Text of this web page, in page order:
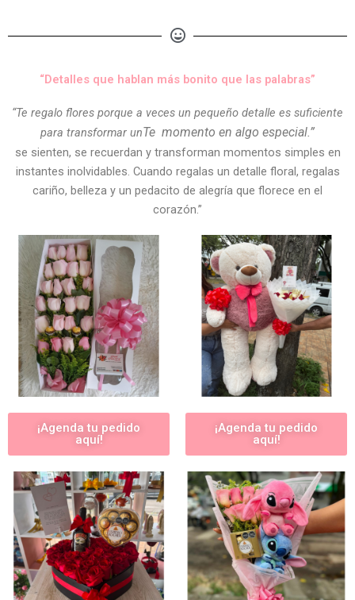
“Detalles que hablan más bonito que las palabras”
“Te regalo flores porque a veces un pequeño detalle es suficiente
para transformar unTe momento en algo especial.”
se sienten, se recuerdan y transforman momentos simples en
instantes inolvidables. Cuando regalas un detalle floral, regalas
cariño, belleza y un pedacito de alegría que florece en el
corazón.”
¡Agenda tu pedido
aquí!
¡Agenda tu pedido
aquí!